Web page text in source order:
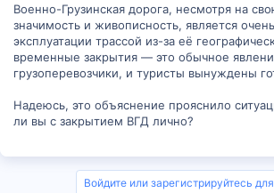
Военно-Грузинская дорога, несмотря на
значимость и живописность, является
эксплуатации трассой из-за её
временные закрытия — это обычное
грузоперевозчики, и туристы вынуждены
Надеюсь, это объяснение прояснило
ли вы с закрытием ВГД лично?
Войдите или зарегистрируйтесь